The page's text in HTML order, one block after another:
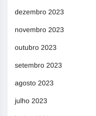
dezembro 2023
novembro 2023
outubro 2023
setembro 2023
agosto 2023
julho 2023